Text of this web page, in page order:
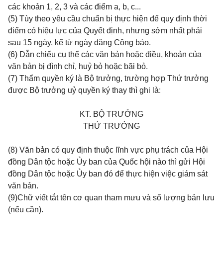
các khoản 1, 2, 3 và các điểm a, b, c...
(5) Tùy theo yêu cầu chuẩn bị thực hiện để quy định thời
điểm có hiệu l ực của Quyếtđịnh, nhưng sớm nhất phải
sau 15 ngày, kể từ ngày đăng Công báo.
(6) Dẫn chiếu cụ thể các văn bản hoặc điều, khoản của
văn bản bị đình chỉ, huỷ bỏ hoặc bãi bỏ.
(7) Thẩm quyền ký là Bộ trưởng, trường hợp Thứ trưởng
được Bộ trưởng uỷ quyền ký thay thì ghi là:
KT. BỘ TRƯỞNG
TH Ứ TRƯỞNG
(8) Văn bản có quy định thuộc lĩnh vực phụ trách của Hội
đồng Dân tộc hoặc Ủy ban của Quốc hội nào thì gửi Hội
đồng Dân tộc hoặc Ủy ban đó để thực hiện việc giám sát
văn bản.
(9)Chữ viết tắt tên cơ quan tham mưu và số lượng bản lưu
(nếu cần).